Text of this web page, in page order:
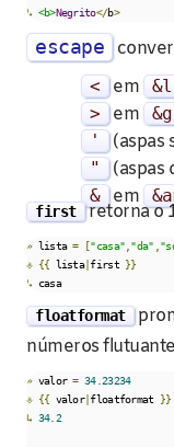
↳ <b>Negrito</b>
escape
< em &
>
em &
'
(aspas
"
(aspas
&
em &
first retorna o
» lista = ["casa" "da"
⎀ {{ lista|first }}
↳ casa
floatformat
números
» valor = 34.23234
⎀ {{ valor|floatformat }}
↳ 34.2